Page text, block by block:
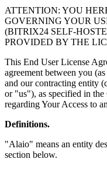
ATTENTION: YOU
GOVERNING YOUR
(BITRIX24 SELF-
PROVIDED BY THE
This End User License
agreement between you
and our contracting entity
or "us"), as specified in
regarding Your Access to
Definitions.
"Alaio" means an entity
section below.